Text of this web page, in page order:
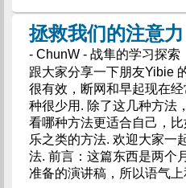
拯救我们的注意力
- ChunW - 战隼的学习探索
跟大家分享一下朋友Yibie
很有效，断网和早起现在
种很少用. 除了这几种方法
看哪种方法更适合自己，
乐之类的方法. 欢迎大家一
法. 前言：这篇东西是两个
准备的演讲稿，所以语气